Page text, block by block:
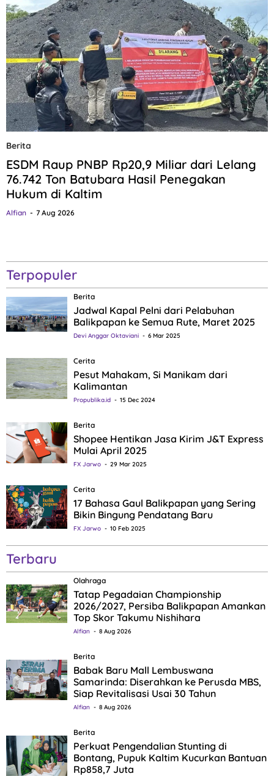
Berita
ESDM Raup PNBP Rp20,9 Miliar dari Lelang
76.742 Ton Batubara Hasil Penegakan
Hukum di Kaltim
Alfian 7 Aug 2026
Terpopuler
Berita
Jadwal Kapal Pelni dari Pelabuhan
Balikpapan ke Semua Rute, Maret 2025
Devi Anggar Oktaviani 6 Mar 2025
Cerita
Pesut Mahakam, Si Manikam dari
Kalimantan
Propublika.id 15 Dec 2024
Berita
Shopee Hentikan Jasa Kirim J&T Express
Mulai April 2025
FX Jarwo 29 Mar 2025
Cerita
17 Bahasa Gaul Balikpapan yang Sering
Bikin Bingung Pendatang Baru
FX Jarwo 10 Feb 2025
Terbaru
Olahraga
Tatap Pegadaian Championship
2026/2027, Persiba Balikpapan Amankan
Top Skor Takumu Nishihara
Alfian 8 Aug 2026
Berita
Babak Baru Mall Lembuswana
Samarinda: Diserahkan ke Perusda MBS,
Siap Revitalisasi Usai 30 Tahun
Alfian 8 Aug 2026
Berita
Perkuat Pengendalian Stunting di
Bontang, Pupuk Kaltim Kucurkan Bantuan
Rp858,7 Juta